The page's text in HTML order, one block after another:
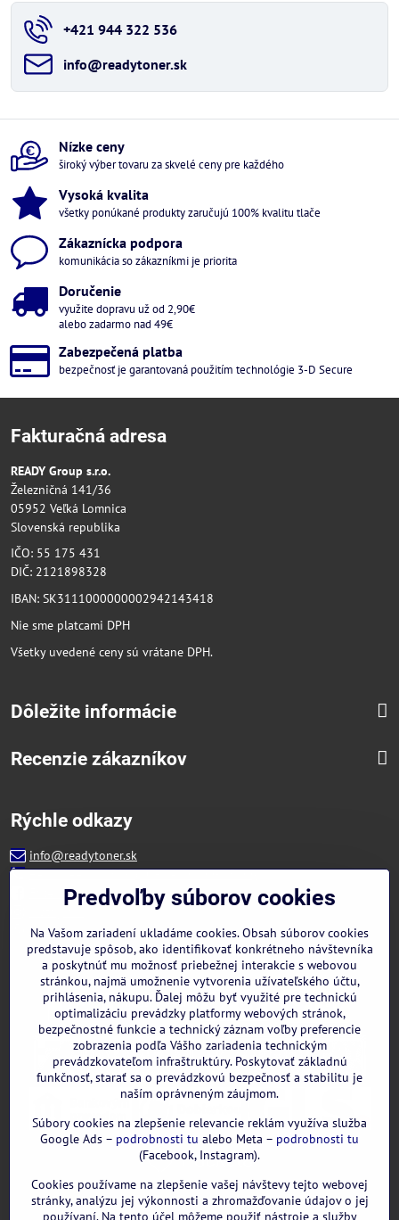
+421 944 322 536
info​@readytoner​.sk
Nízke ceny
široký výber tovaru za skvelé ceny pre každého
Vysoká kvalita
všetky ponúkané produkty zaručujú 100% kvalitu tlače
Zákaznícka podpora
komunikácia so zákazníkmi je priorita
Doručenie
využite dopravu už od 2,90€
alebo zadarmo nad 49€
Zabezpečená platba
bezpečnosť je garantovaná použitím technológie 3-D Secure
Fakturačná adresa
READY Group s.r.o.
Železničná 141/36
05952 Veľká Lomnica
Slovenská republika
IČO: 55 175 431
DIČ: 2121898328
IBAN: SK3111000000002942143418
Nie sme platcami DPH
Všetky uvedené ceny sú vrátane DPH.
Dôležite informácie
Recenzie zákazníkov
Rýchle odkazy
info@readytoner.sk
+421 944 322 536 (PO-PIA: 09:00- 15:00)
Facebook
WhatsApp
GOOGLE recenzie:
Predvoľby súborov cookies
Na Vašom zariadení ukladáme cookies. Obsah súborov cookies
predstavuje spôsob, ako identifikovať konkrétneho návštevníka
a poskytnúť mu možnosť priebežnej interakcie s webovou
stránkou, najmä umožnenie vytvorenia užívateľského účtu,
prihlásenia, nákupu. Ďalej môžu byť využité pre technickú
optimalizáciu prevádzky platformy webových stránok,
bezpečnostné funkcie a technický záznam voľby preferencie
zobrazenia podľa Vášho zariadenia technickým
prevádzkovateľom infraštruktúry. Poskytovať základnú
funkčnosť, starať sa o prevádzkovú bezpečnosť a stabilitu je
naším oprávneným záujmom.
Súbory cookies na zlepšenie relevancie reklám využíva služba
Google Ads – podrobnosti tu alebo Meta – podrobnosti tu
(Facebook, Instagram).
Cookies používame na zlepšenie vašej návštevy tejto webovej
stránky, analýzu jej výkonnosti a zhromažďovanie údajov o jej
používaní. Na tento účel môžeme použiť nástroje a služby